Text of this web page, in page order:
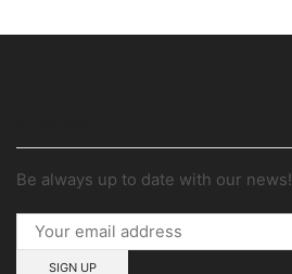
Be always up to date with our news!